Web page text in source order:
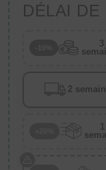
DÉLAI DE
3
2
1